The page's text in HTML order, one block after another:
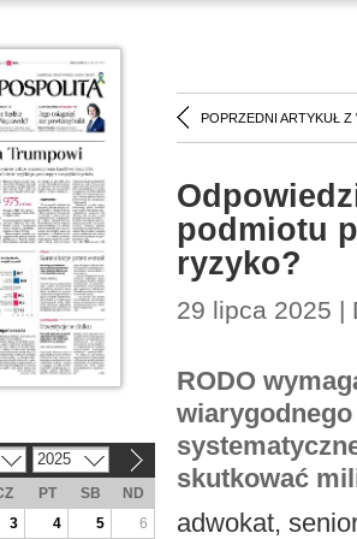
POPRZEDNI ARTYKUŁ Z
podmiotu
ryzyko?
29 lipca 2025 |
RODO
skutkować
adwokat,
2025
PT SB
ND
3 4 5
6